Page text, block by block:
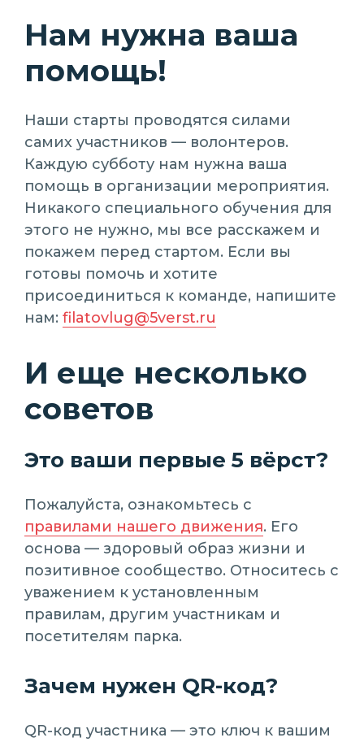
Нам нужна ваша
помощь!
Наши старты проводятся силами
самих участников — волонтеров.
Каждую субботу нам нужна ваша
помощь в организации мероприятия.
Никакого специального обучения для
этого не нужно, мы все расскажем и
покажем перед стартом. Если вы
готовы помочь и хотите
присоединиться к команде, напишите
нам: filatovlug@5verst.ru
И еще несколько
советов
Это ваши первые 5 вёрст?
Пожалуйста, ознакомьтесь с
правилами нашего движения. Его
основа — здоровый образ жизни и
позитивное сообщество. Относитесь с
уважением к установленным
правилам, другим участникам и
посетителям парка.
Зачем нужен QR-код?
QR-код участника — это ключ к вашим